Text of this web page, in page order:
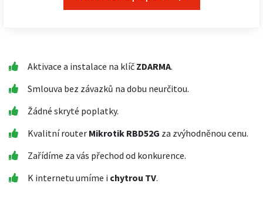
Aktivace a instalace na klíč ZDARMA.
Smlouva bez závazků na dobu neurčitou.
Žádné skryté poplatky.
Kvalitní router Mikrotik RBD52G za zvýhodněnou cenu.
Zařídíme za vás přechod od konkurence.
K internetu umíme i chytrou TV.